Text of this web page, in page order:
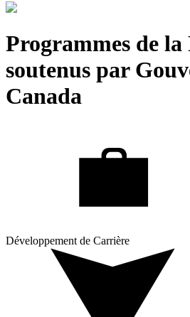
Programmes de la
soutenus par
Canada
Développement de Carrière